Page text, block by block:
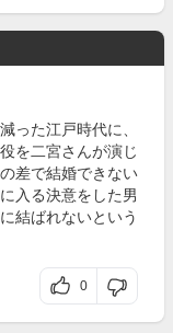
った江戸時代に、
を二宮さんが演じ
差で結婚できない
入る決意をした男
結ばれないという
0